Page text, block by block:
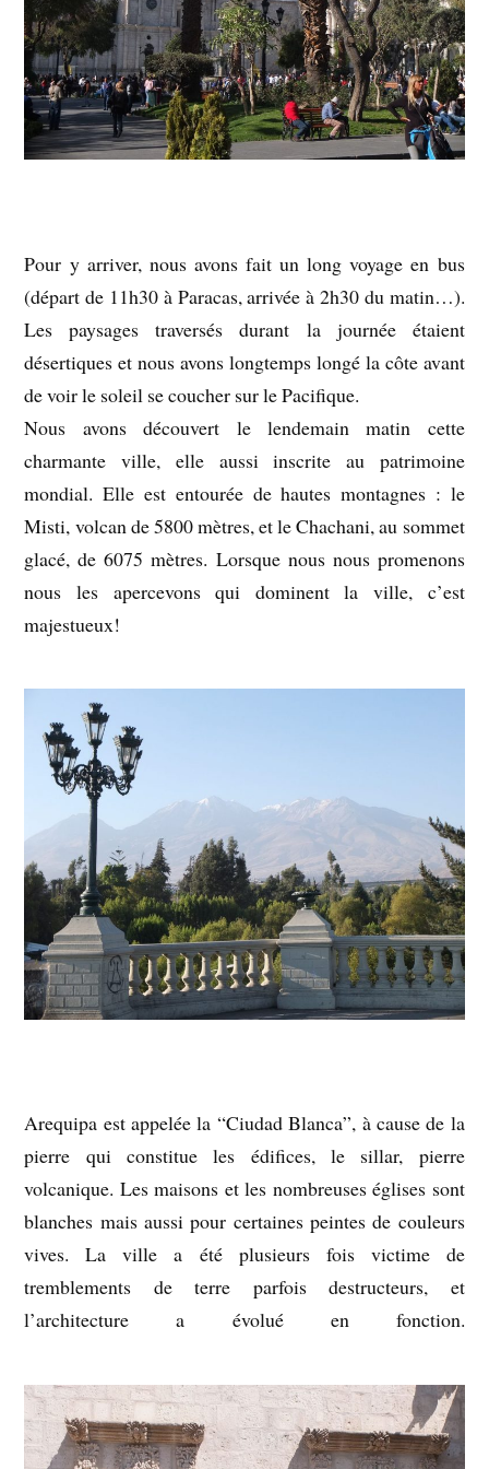
Pour y arriver, nous avons fait un long voyage en bus
(départ de 11h30 à Paracas, arrivée à 2h30 du matin…).
Les paysages traversés durant la journée étaient
désertiques et nous avons longtemps longé la côte avant
de voir le soleil se coucher sur le Pacifique.
Nous avons découvert le lendemain matin cette
charmante ville, elle aussi inscrite au patrimoine
mondial. Elle est entourée de hautes montagnes : le
Misti, volcan de 5800 mètres, et le Chachani, au sommet
glacé, de 6075 mètres. Lorsque nous nous promenons
nous les apercevons qui dominent la ville, c’est
majestueux!
Arequipa est appelée la “Ciudad Blanca”, à cause de la
pierre qui constitue les édifices, le sillar, pierre
volcanique. Les maisons et les nombreuses églises sont
blanches mais aussi pour certaines peintes de couleurs
vives. La ville a été plusieurs fois victime de
tremblements de terre parfois destructeurs, et
l’architecture a évolué en fonction.